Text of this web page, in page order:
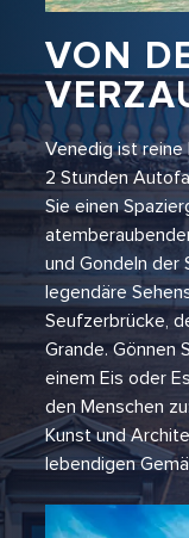
VON
Venedig ist reine
2 Stunden
Sie einen
und Gondeln der
legendäre
Seufzerbrücke,
Grande. Gönnen
einem Eis oder
den Menschen
Kunst und
lebendigen